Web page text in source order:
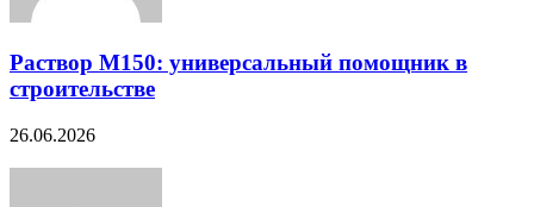
Раствор М150: универсальный помощник в
строительстве
26.06.2026